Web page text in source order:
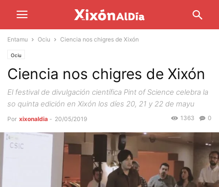
Entamu Ociu Ciencia nos chigres de Xixón
Ociu
Ciencia nos chigres de Xixón
El festival de divulgación científica Pint of Science celebra la
so quinta edición en Xixón los díes 20, 21 y 22 de mayu
Por xixonaldia - 20/05/2019 0
1363